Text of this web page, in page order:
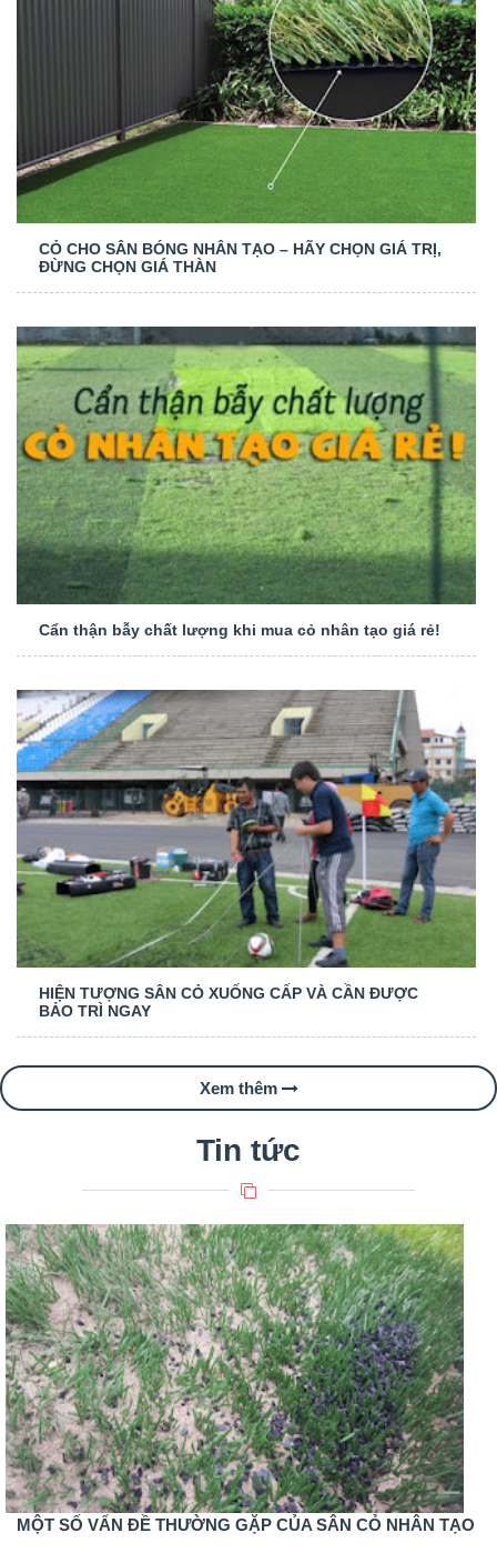
CỎ CHO SÂN BÓNG NHÂN TẠO – HÃY CHỌN GIÁ TRỊ,
ĐỪNG CHỌN GIÁ THÀN
Cẩn thận bẫy chất lượng khi mua cỏ nhân tạo giá rẻ!
HIỆN TƯỢNG SÂN CỎ XUỐNG CẤP VÀ CẦN ĐƯỢC
BẢO TRÌ NGAY
Xem thêm
Tin tức
MỘT SỐ VẤN ĐỀ THƯỜNG GẶP CỦA SÂN CỎ NHÂN TẠO